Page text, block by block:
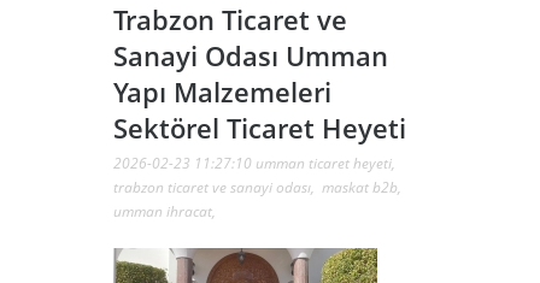
Trabzon Ticaret ve
Sanayi Odası Umman
Yapı Malzemeleri
Sektörel Ticaret Heyeti
2026-02-23 11:27:10 umman ticaret heyeti,
trabzon ticaret ve sanayi odası, maskat b2b,
umman ihracat,